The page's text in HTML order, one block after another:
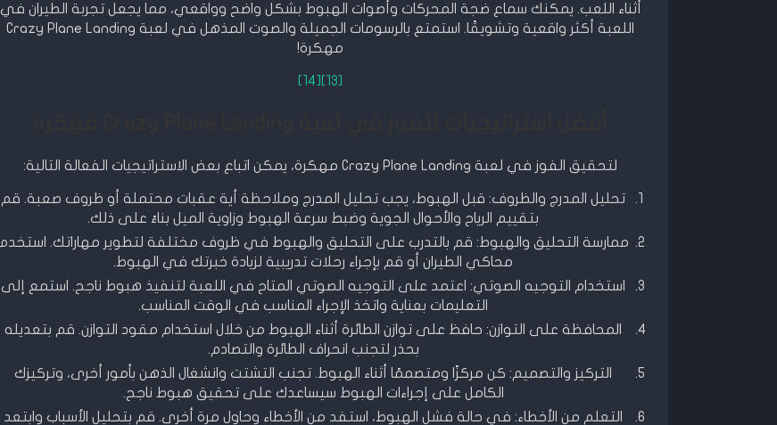
أثناء اللعب. يمكنك سماع ضجة المحركات وأصوات الهبوط بشكل واضح وواقعي، مما يجعل تجربة الطيران في
اللعبة أكثر واقعية وتشويقًا. استمتع بالرسومات الجميلة والصوت المذهل في لعبة Crazy Plane Landing
مهكرة!
[13]
[14]
لتحقيق الفوز في لعبة Crazy Plane Landing مهكرة، يمكن اتباع بعض الاستراتيجيات الفعالة التالية:
تحليل المدرج والظروف: قبل الهبوط، يجب تحليل المدرج وملاحظة أية عقبات محتملة أو ظروف صعبة. قم
بتقييم الرياح والأحوال الجوية وضبط سرعة الهبوط وزاوية الميل بناءً على ذلك.
ممارسة التحليق والهبوط: قم بالتدرب على التحليق والهبوط في ظروف مختلفة لتطوير مهاراتك. استخدم
محاكي الطيران أو قم بإجراء رحلات تدريبية لزيادة خبرتك في الهبوط.
استخدام التوجيه الصوتي: اعتمد على التوجيه الصوتي المتاح في اللعبة لتنفيذ هبوط ناجح. استمع إلى
التعليمات بعناية واتخذ الإجراء المناسب في الوقت المناسب.
المحافظة على التوازن: حافظ على توازن الطائرة أثناء الهبوط من خلال استخدام مقود التوازن. قم بتعديله
بحذر لتجنب انحراف الطائرة والتصادم.
التركيز والتصميم: كن مركزًا ومتصممًا أثناء الهبوط. تجنب التشتت وانشغال الذهن بأمور أخرى، وتركيزك
الكامل على إجراءات الهبوط سيساعدك على تحقيق هبوط ناجح.
التعلم من الأخطاء: في حالة فشل الهبوط، استفد من الأخطاء وحاول مرة أخرى. قم بتحليل الأسباب وابتعد